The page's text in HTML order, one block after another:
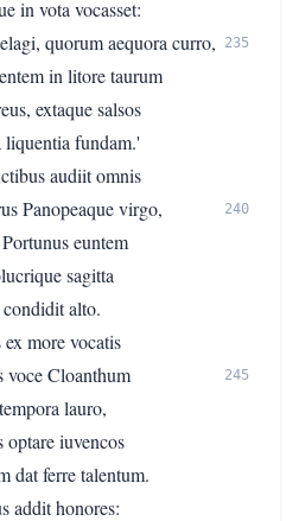
in vota vocasset:
quorum aequora curro,
235
in litore taurum
extaque salsos
fundam.'
audiit omnis
Panopeaque virgo,
240
euntem
sagitta
alto.
more vocatis
voce Cloanthum
245
lauro,
optare iuvencos
dat ferre talentum.
addit honores: